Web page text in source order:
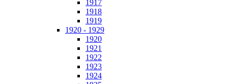
1917
1918
1919
1920 - 1929
1920
1921
1922
1923
1924